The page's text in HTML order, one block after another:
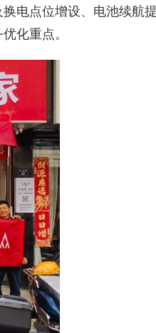
电点位增设、电池续航
化重点。